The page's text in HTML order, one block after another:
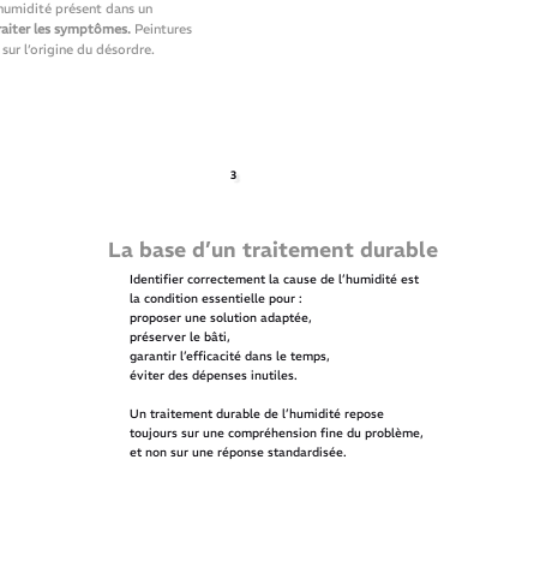
présent dans un
les symptômes. Peintures
l’origine du désordre.
3
La base d’un traitement durable
Identifier correctement la cause de l’humidité est
la condition essentielle pour :
proposer une solution adaptée,
préserver le bâti,
garantir l’efficacité dans le temps,
éviter des dépenses inutiles.
Un traitement durable de l’humidité repose
toujours sur une compréhension fine du problème,
et non sur une réponse standardisée.